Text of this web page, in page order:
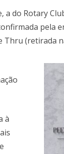
a do Rotary
pela
(retirada
à